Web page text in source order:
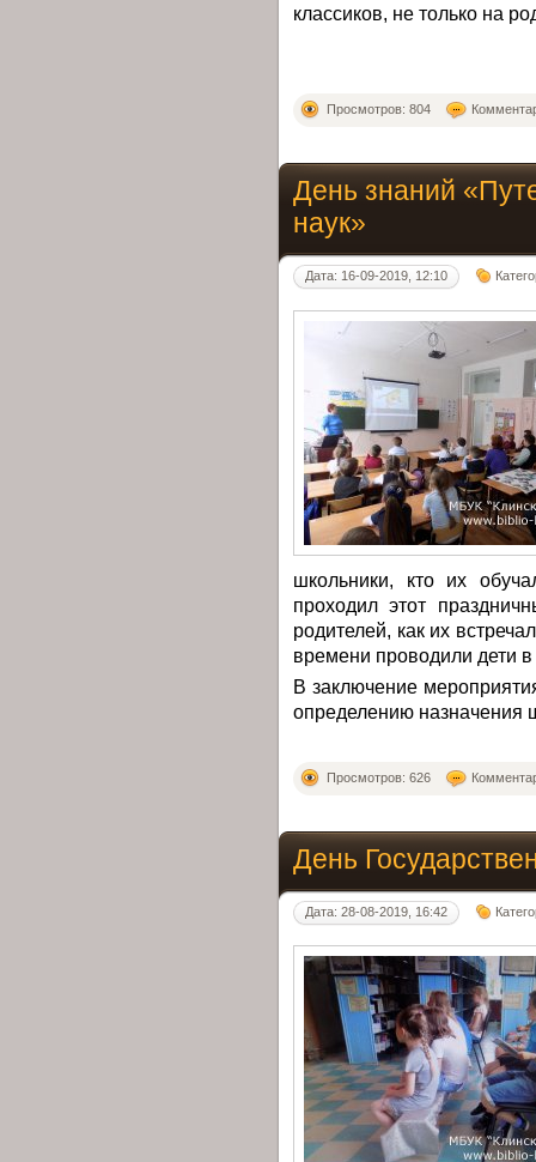
классиков, не только на
Просмотров: 804
День знаний
наук»
Дата: 16-09-2019, 12:10
школьники, кто их
проходил этот
родителей, как их
времени проводили дети
В заключение
определению назначения
Просмотров: 626
День
Дата: 28-08-2019, 16:42